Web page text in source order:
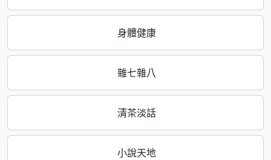
身體健康
雜七雜八
清茶淡話
小說天地